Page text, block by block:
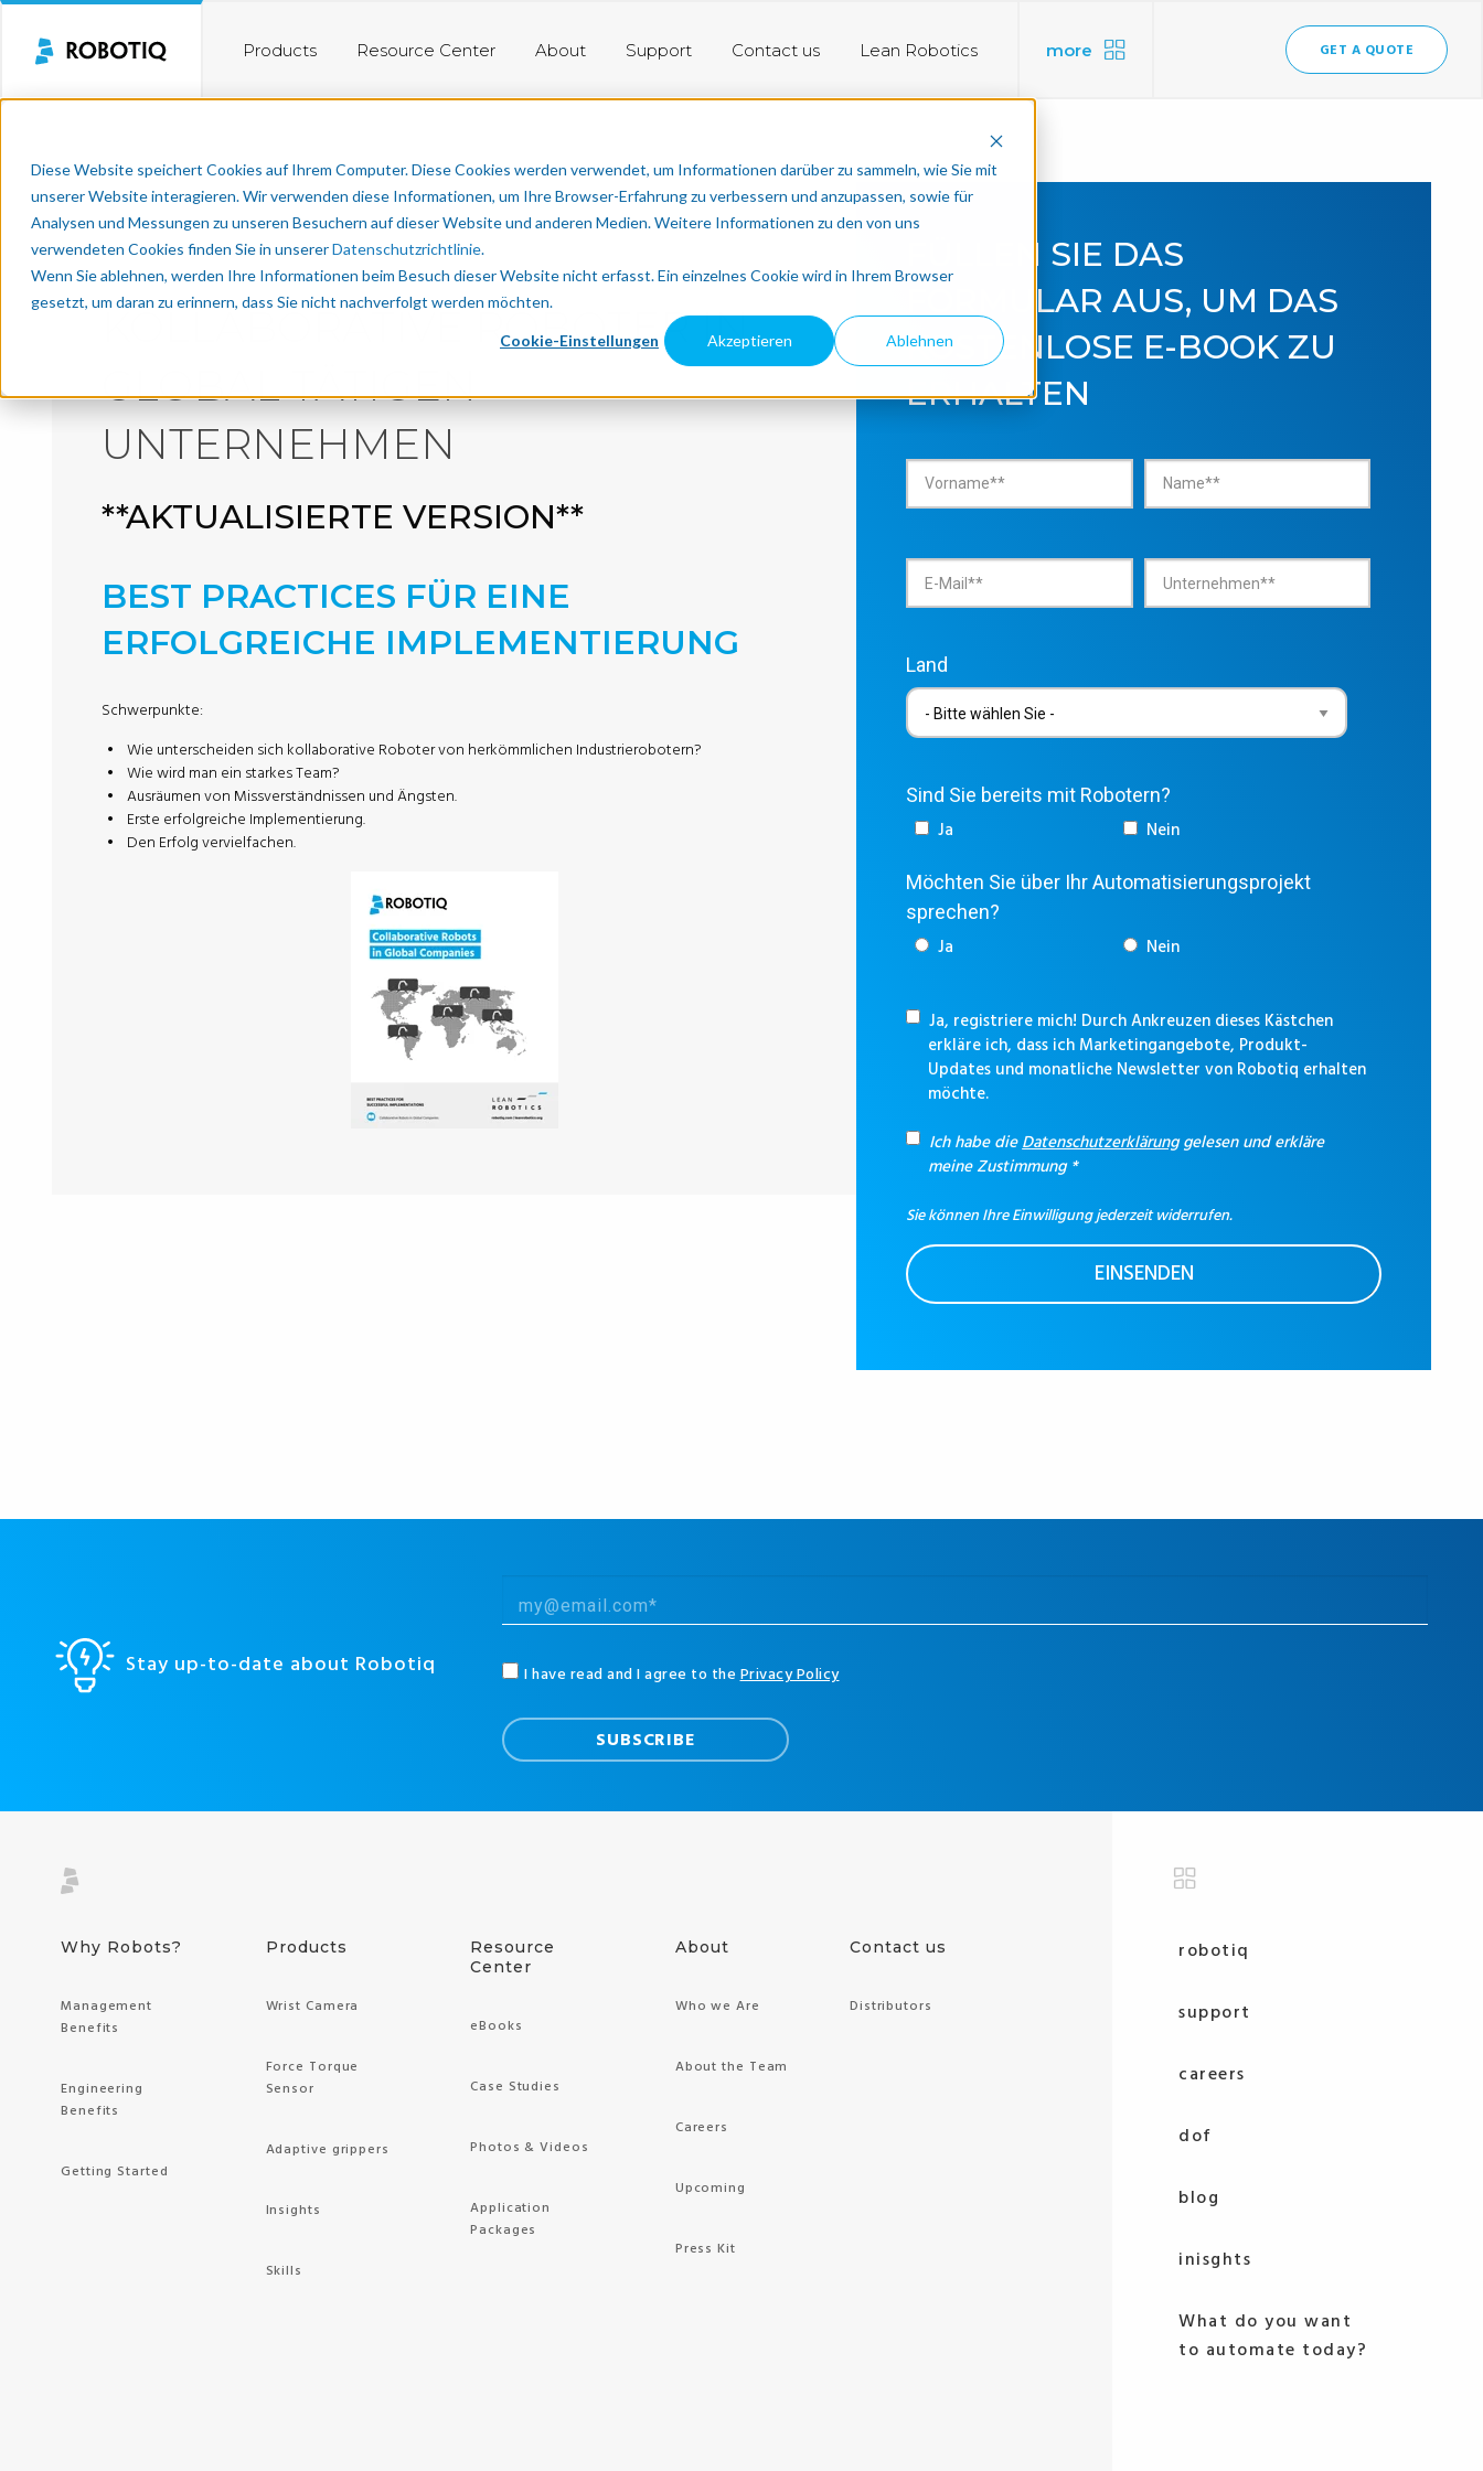
Diese Website speichert Cookies auf Ihrem Computer. Diese Cookies werden verwendet, um Informationen darüber zu sammeln, wie Sie mit
unserer Website interagieren. Wir verwenden diese Informationen, um Ihre Browser-Erfahrung zu verbessern und anzupassen, sowie für
Analysen und Messungen zu unseren Besuchern auf dieser Website und anderen Medien. Weitere Informationen zu den von uns
verwendeten Cookies finden Sie in unsererDatenschutzrichtlinie.
Wenn Sie ablehnen, werden Ihre Informationen beim Besuch dieser Website nicht erfasst. Ein einzelnes Cookie wird in Ihrem Browser
gesetzt, um daran zu erinnern, dass Sie nicht nachverfolgt werden möchten.
Cookie-Einstellungen Akzeptieren Ablehnen
Products Resource Center About Support Contact us Lean Robotics more GET A QUOTE
KOLLABORATIVE ROBOTER IN
GLOBAL TÄTIGEN
UNTERNEHMEN
**AKTUALISIERTE VERSION**
BEST PRACTICES FÜR EINE
ERFOLGREICHE IMPLEMENTIERUNG
Schwerpunkte:
Wie unterscheiden sich kollaborative Roboter von herkömmlichen Industrierobotern?
Wie wird man ein starkes Team?
Ausräumen von Missverständnissen und Ängsten.
Erste erfolgreiche Implementierung.
Den Erfolg vervielfachen.
FÜLLEN SIE DAS
FORMULAR AUS, UM DAS
KOSTENLOSE E-BOOK ZU
ERHALTEN
Land
Sind Sie bereits mit Robotern?
Ja Nein
Möchten Sie über Ihr Automatisierungsprojekt
sprechen?
Ja Nein
Ja, registriere mich! Durch Ankreuzen dieses Kästchen
erkläre ich, dass ich Marketingangebote, Produkt-
Updates und monatliche Newsletter von Robotiq erhalten
möchte.
Ich habe dieDatenschutzerklärunggelesen und erkläre
meine Zustimmung*
Sie können Ihre Einwilligung jederzeit widerrufen.
Stay up-to-date about Robotiq I have read and I agree to thePrivacy Policy
Why Robots?
Management
Benefits
Engineering
Benefits
Getting Started
Products
Wrist Camera
Force Torque
Sensor
Adaptive grippers
Insights
Skills
Resource
Center
eBooks
Case Studies
Photos & Videos
Application
Packages
About
Who we Are
About the Team
Careers
Upcoming
Press Kit
Contact us
Distributors
robotiq
support
careers
dof
blog
inisghts
What do you want
to automate today?